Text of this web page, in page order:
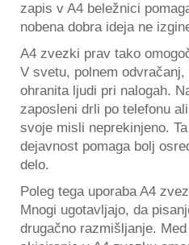
zapis v A4 beležnici
nobena dobra ideja ne
A4 zvezki prav tako
V svetu, polnem
ohranita ljudi pri nalogah.
zaposleni drli po telefonu
svoje misli neprekinjeno.
dejavnost pomaga bolj
delo.
Poleg tega uporaba A4
Mnogi ugotavljajo, da
drugačno razmišljanje.